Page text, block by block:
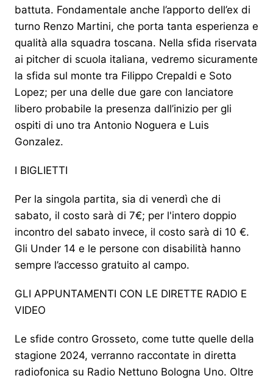
battuta. Fondamentale anche l’apporto dell’ex di
turno Renzo Martini, che porta tanta esperienza e
qualità alla squadra toscana. Nella sfida riservata
ai pitcher di scuola italiana, vedremo sicuramente
la sfida sul monte tra Filippo Crepaldi e Soto
Lopez; per una delle due gare con lanciatore
libero probabile la presenza dall’inizio per gli
ospiti di uno tra Antonio Noguera e Luis
Gonzalez.
I BIGLIETTI
Per la singola partita, sia di venerdì che di
sabato, il costo sarà di 7€; per l'intero doppio
incontro del sabato invece, il costo sarà di 10 €.
Gli Under 14 e le persone con disabilità hanno
sempre l’accesso gratuito al campo.
GLI APPUNTAMENTI CON LE DIRETTE RADIO E
VIDEO
Le sfide contro Grosseto, come tutte quelle della
stagione 2024, verranno raccontate in diretta
radiofonica su Radio Nettuno Bologna Uno. Oltre